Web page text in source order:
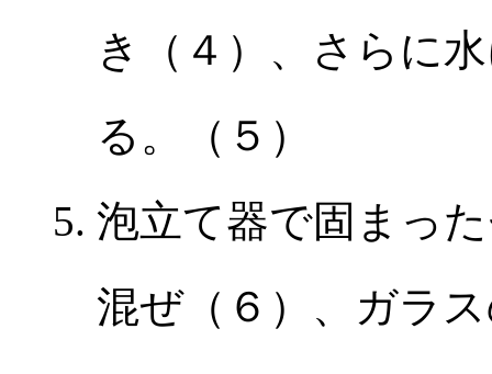
き（４）、さらに
る。（５）
泡立て器で固まっ
混ぜ（６）、ガラ